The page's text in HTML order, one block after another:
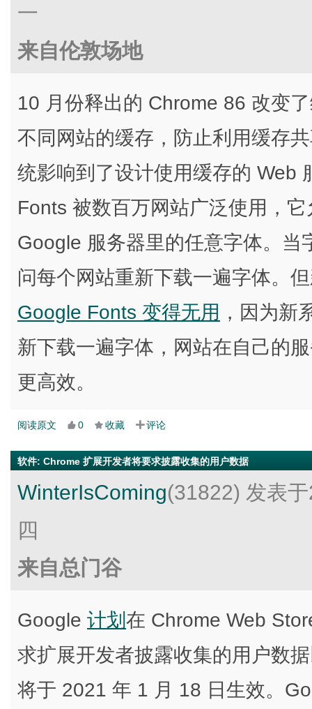
一
来自伦敦场地
10 月份释出的 Chrome 86 改变
不同网站的缓存，防止利用缓存
统影响到了设计使用缓存的 Web
Fonts 被数百万网站广泛使用，
Google 服务器里的任意字体。
问每个网站重新下载一遍字体。
Google Fonts 变得无用 ，因为新
新下载一遍字体，网站在自己的
更高效。
阅读原文 0 收藏 评论
软件: Chrome 扩展开发者将要求披露收集的用户数据
WinterIsComing(31822) 发表
四
来自总门谷
Google 计划 在 Chrome Web
求扩展开发者披露收集的用户数
将于 2021 年 1 月 18 日生效。